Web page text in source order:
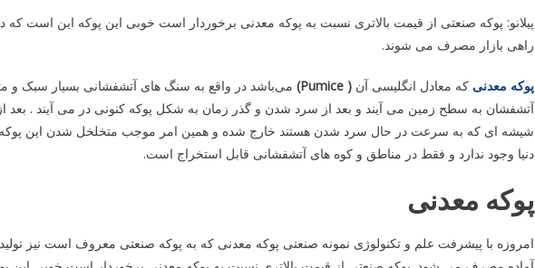
پیلانو: پوکه صنعتی از قیمت بالاتری نسبت به پوکه معدنی برخوردار است خوبی این پوکه این است که
راهی بازار مصرف می ‌شوند.
پوکه معدنی که معادل انگلیسی آن (Pumice ) می‌باشد در واقع به سنگ های آتشفشانی بسیار سبک و
آتشفشان به سطح زمین می آیند و بعد از سرد شدن و گذر زمان به شکل پوکه کنونی در می آیند . بعد
شیشه ‌ای که به سرعت در حال سرد شدن هستند خارج شده و همین امر موجب متخلخل شدن این
دنیا وجود ندارد و فقط در مناطق و کوه های آتشفشانی قابل استخراج است.
پوکه معدنی
امروزه با پیشرفت علم و تکنولوژی نمونه صنعتی پوکه معدنی که به پوکه صنعتی معروف است نیز